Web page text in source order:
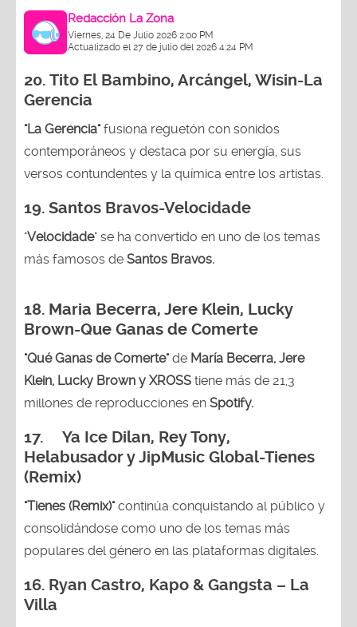
Redacción La Zona
Viernes, 24 De Julio 2026 2:00 PM
Actualizado el 27 de julio del 2026 4:24 PM
20. Tito El Bambino, Arcángel, Wisin-La
Gerencia
"La Gerencia"fusiona reguetón con sonidos
contemporáneos y destaca por su energía, sus
versos contundentes y la química entre los artistas.
19. Santos Bravos-Velocidade
"Velocidade" se ha convertido en uno de los temas
más famosos de Santos Bravos.
18. Maria Becerra, Jere Klein, Lucky
Brown-Que Ganas de Comerte
"Qué Ganas de Comerte"de María Becerra, Jere
Klein, Lucky Brown y XROSS tiene más de 21,3
millones de reproducciones en Spotify.
17. Ya Ice Dilan, Rey Tony,
Helabusador y JipMusic Global-Tienes
(Remix)
"Tienes (Remix)"continúa conquistando al público y
consolidándose como uno de los temas más
populares del género en las plataformas digitales.
16. Ryan Castro, Kapo & Gangsta – La
Villa